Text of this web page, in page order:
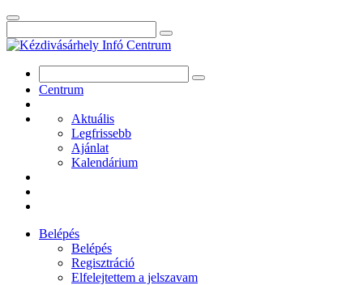
Centrum
Aktuális
Legfrissebb
Ajánlat
Kalendárium
Belépés
Belépés
Regisztráció
Elfelejtettem a jelszavam